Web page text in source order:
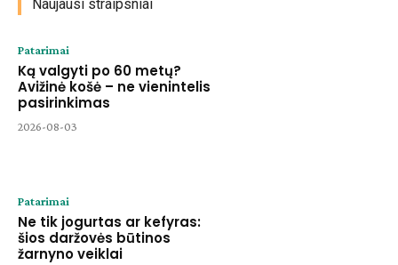
Naujausi straipsniai
Patarimai
Ką valgyti po 60 metų?
Avižinė košė – ne vienintelis
pasirinkimas
2026-08-03
Patarimai
Ne tik jogurtas ar kefyras:
šios daržovės būtinos
žarnyno veiklai